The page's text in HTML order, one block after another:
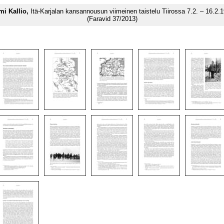
Kallio, Itä-Karjalan kansannousun viimeinen taistelu Tiirossa 7.2. –
(Faravid 37/2013)